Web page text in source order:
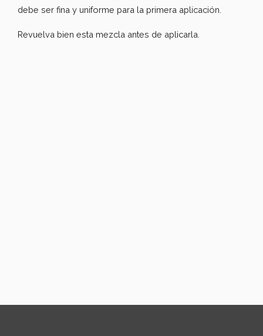
debe ser fina y uniforme para la primera aplicación.
Revuelva bien esta mezcla antes de aplicarla.